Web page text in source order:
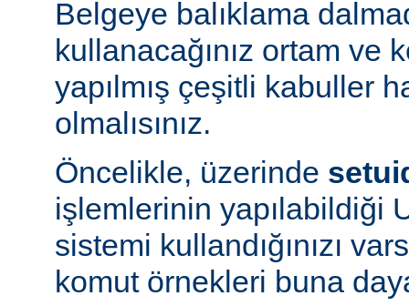
Belgeye balıklama
kullanacağınız ortam ve
yapılmış çeşitli kabuller
olmalısınız.
Öncelikle, üzerinde
işlemlerinin yapılabildiği
sistemi kullandığınızı
komut örnekleri buna